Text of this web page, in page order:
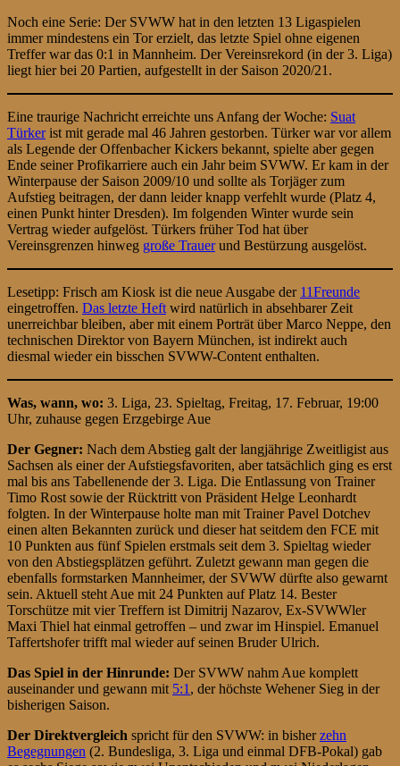
Noch eine Serie: Der SVWW hat in den letzten 13 Ligaspielen
immer mindestens ein Tor erzielt, das letzte Spiel ohne eigenen
Treffer war das 0:1 in Mannheim. Der Vereinsrekord (in der 3. Liga)
liegt hier bei 20 Partien, aufgestellt in der Saison 2020/21.
Eine traurige Nachricht erreichte uns Anfang der Woche: Suat
Türkerist mit gerade mal 46 Jahren gestorben. Türker war vor allem
als Legende der Offenbacher Kickers bekannt, spielte aber gegen
Ende seiner Profikarriere auch ein Jahr beim SVWW. Er kam in der
Winterpause der Saison 2009/10 und sollte als Torjäger zum
Aufstieg beitragen, der dann leider knapp verfehlt wurde (Platz 4,
einen Punkt hinter Dresden). Im folgenden Winter wurde sein
Vertrag wieder aufgelöst. Türkers früher Tod hat über
Vereinsgrenzen hinweg große Trauerund Bestürzung ausgelöst.
Lesetipp: Frisch am Kiosk ist die neue Ausgabe der 11Freunde
eingetroffen. Das letzte Heft wird natürlich in absehbarer Zeit
unerreichbar bleiben, aber mit einem Porträt über Marco Neppe, den
technischen Direktor von Bayern München, ist indirekt auch
diesmal wieder ein bisschen SVWW-Content enthalten.
Was, wann, wo: 3. Liga, 23. Spieltag, Freitag, 17. Februar, 19:00
Uhr, zuhause gegen Erzgebirge Aue
Der Gegner: Nach dem Abstieg galt der langjährige Zweitligist aus
Sachsen als einer der Aufstiegsfavoriten, aber tatsächlich ging es erst
mal bis ans Tabellenende der 3. Liga. Die Entlassung von Trainer
Timo Rost sowie der Rücktritt von Präsident Helge Leonhardt
folgten. In der Winterpause holte man mit Trainer Pavel Dotchev
einen alten Bekannten zurück und dieser hat seitdem den FCE mit
10 Punkten aus fünf Spielen erstmals seit dem 3. Spieltag wieder
von den Abstiegsplätzen geführt. Zuletzt gewann man gegen die
ebenfalls formstarken Mannheimer, der SVWW dürfte also gewarnt
sein. Aktuell steht Aue mit 24 Punkten auf Platz 14. Bester
Torschütze mit vier Treffern ist Dimitrij Nazarov, Ex-SVWWler
Maxi Thiel hat einmal getroffen – und zwar im Hinspiel. Emanuel
Taffertshofer trifft mal wieder auf seinen Bruder Ulrich.
Das Spiel in der Hinrunde: Der SVWW nahm Aue komplett
auseinander und gewann mit 5:1 , der höchste Wehener Sieg in der
bisherigen Saison.
Der Direktvergleich spricht für den SVWW: in bisherzehn
Begegnungen (2. Bundesliga, 3. Liga und einmal DFB-Pokal) gab